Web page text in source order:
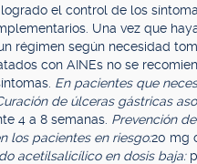
el control de los
Una vez que
régimen según necesidad
con AINEs no se
En pacientes que
de úlceras gástricas
4 a 8 semanas. Prevención
los pacientes en riesgo:20 mg
acetilsalicílico en dosis baja: